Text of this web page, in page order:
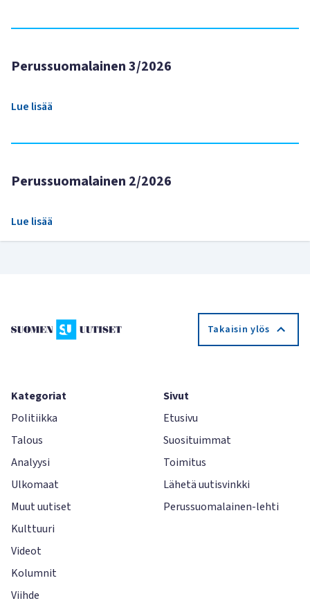
Perussuomalainen 3/2026
Lue lisää
Perussuomalainen 2/2026
Lue lisää
Takaisin ylös
Kategoriat
Politiikka
Talous
Analyysi
Ulkomaat
Muut uutiset
Kulttuuri
Videot
Kolumnit
Viihde
Sivut
Etusivu
Suosituimmat
Toimitus
Lähetä uutisvinkki
Perussuomalainen-lehti